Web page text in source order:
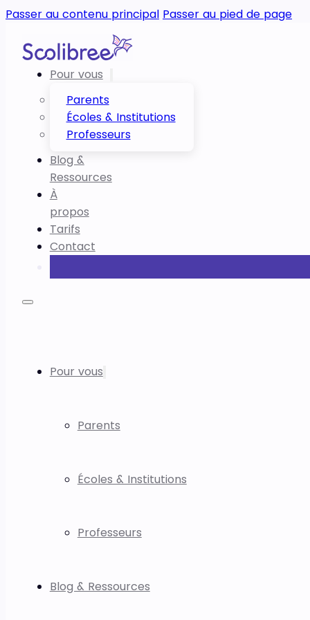
Passer au contenu principal Passer au pied de page
Pour vous
Parents
Écoles & Institutions
Professeurs
Blog &
Ressources
À
propos
Tarifs
Contact
Pour vous
Parents
Écoles & Institutions
Professeurs
Blog & Ressources